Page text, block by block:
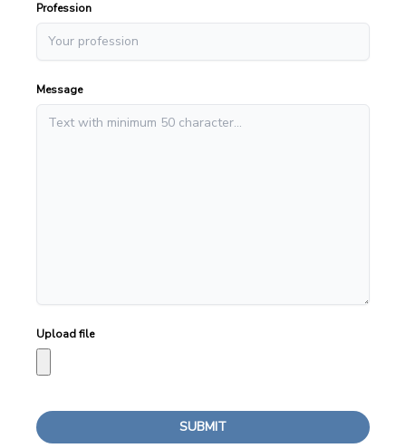
Profession
Message
Upload file
SUBMIT